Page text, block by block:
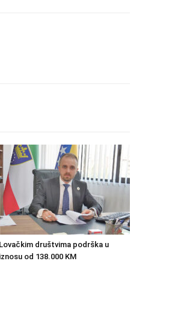
Lovačkim društvima podrška u
iznosu od 138.000 KM